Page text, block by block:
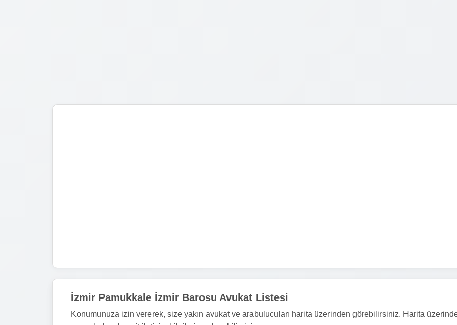
İzmir Pamukkale İzmir Barosu Avukat Listesi
Konumunuza izin vererek, size yakın avukat ve arabulucuları harita üzerinden görebilirsiniz. Harita